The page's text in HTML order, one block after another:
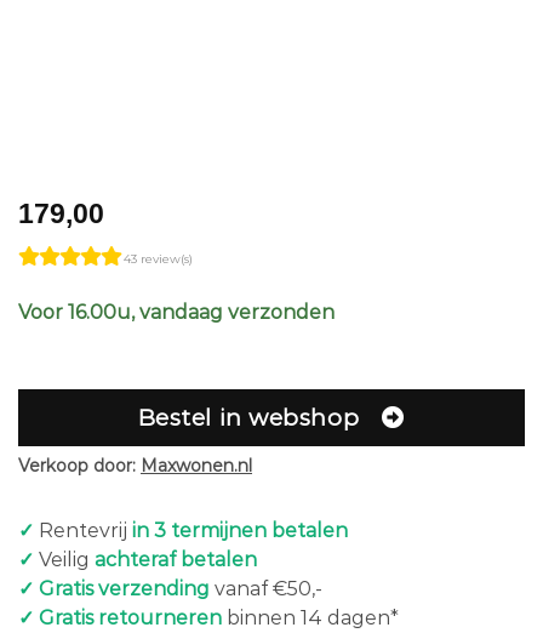
179,00
43 review(s)
Voor 16.00u, vandaag verzonden
Bestel in webshop
Verkoop door: Maxwonen.nl
✓ Rentevrij in 3 termijnen betalen
✓ Veilig achteraf betalen
✓ Gratis verzending vanaf €50,-
✓ Gratis retourneren binnen 14 dagen*